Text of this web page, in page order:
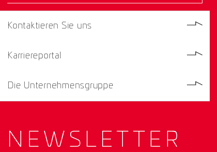
Kontaktieren Sie uns
Karriereportal
Die Unternehmensgruppe
NEWS­ LETTER